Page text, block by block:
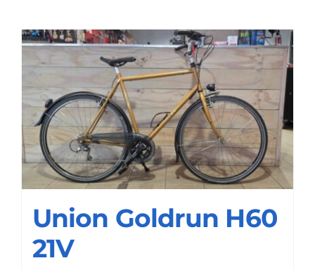
Contact
Union Goldrun H60
21V